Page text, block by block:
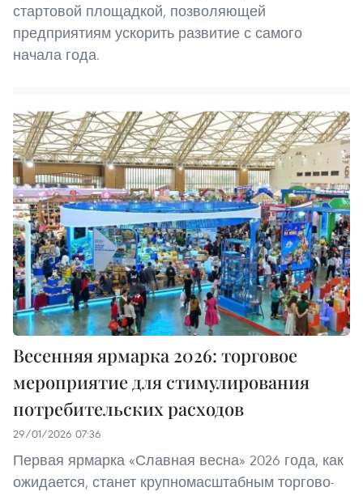
стартовой площадкой, позволяющей
предприятиям ускорить развитие с самого
начала года.
Весенняя ярмарка 2026: торговое
мероприятие для стимулирования
потребительских расходов
29/01/2026 07:36
Первая ярмарка «Славная весна» 2026 года, как
ожидается, станет крупномасштабным торгово-